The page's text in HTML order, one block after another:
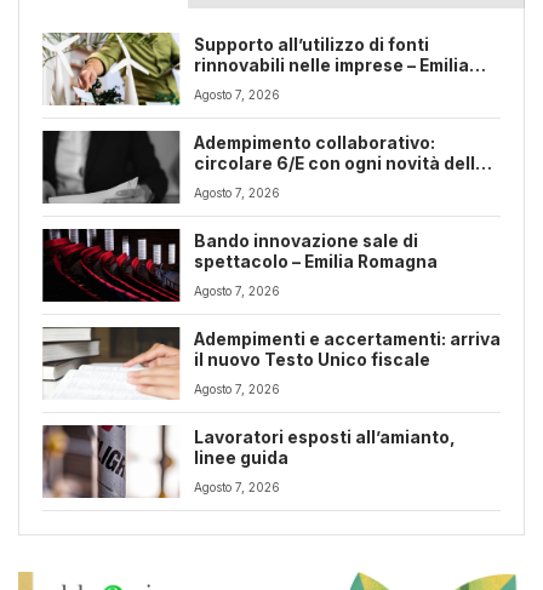
Supporto all’utilizzo di fonti
rinnovabili nelle imprese – Emilia
Romagna
Agosto 7, 2026
Adempimento collaborativo:
circolare 6/E con ogni novità della
riforma fiscale
Agosto 7, 2026
Bando innovazione sale di
spettacolo – Emilia Romagna
Agosto 7, 2026
Adempimenti e accertamenti: arriva
il nuovo Testo Unico fiscale
Agosto 7, 2026
Lavoratori esposti all’amianto,
linee guida
Agosto 7, 2026